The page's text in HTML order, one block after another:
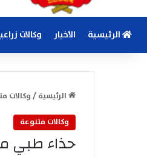
الرئيسية الأخبار وكالات
الرئيسية/وكالات
وكالات متنوعة
حذاء طبي